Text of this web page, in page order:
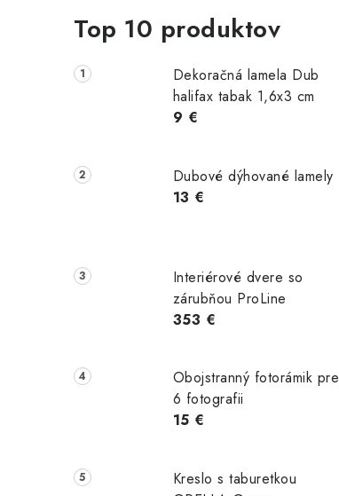
Top 10 produktov
Dekoračná lamela Dub
halifax tabak 1,6x3 cm
9 €
Dubové dýhované lamely
13 €
Interiérové dvere so
zárubňou ProLine
353 €
Obojstranný fotorámik pre
6 fotografii
15 €
Kreslo s taburetkou